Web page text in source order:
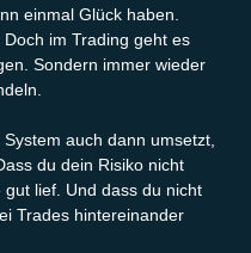
einmal Glück haben.
im Trading geht es
Sondern immer wieder
auch dann umsetzt,
du dein Risiko nicht
lief. Und dass du nicht
Trades hintereinander